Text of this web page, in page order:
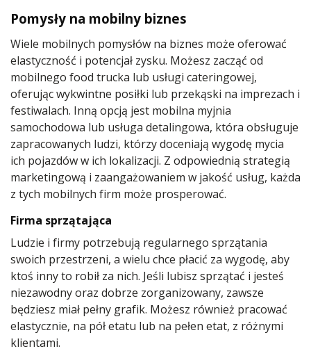
Pomysły na mobilny biznes
Wiele mobilnych pomysłów na biznes może oferować
elastyczność i potencjał zysku. Możesz zacząć od
mobilnego food trucka lub usługi cateringowej,
oferując wykwintne posiłki lub przekąski na imprezach i
festiwalach. Inną opcją jest mobilna myjnia
samochodowa lub usługa detalingowa, która obsługuje
zapracowanych ludzi, którzy doceniają wygodę mycia
ich pojazdów w ich lokalizacji. Z odpowiednią strategią
marketingową i zaangażowaniem w jakość usług, każda
z tych mobilnych firm może prosperować.
Firma sprzątająca
Ludzie i firmy potrzebują regularnego sprzątania
swoich przestrzeni, a wielu chce płacić za wygodę, aby
ktoś inny to robił za nich. Jeśli lubisz sprzątać i jesteś
niezawodny oraz dobrze zorganizowany, zawsze
będziesz miał pełny grafik. Możesz również pracować
elastycznie, na pół etatu lub na pełen etat, z różnymi
klientami.